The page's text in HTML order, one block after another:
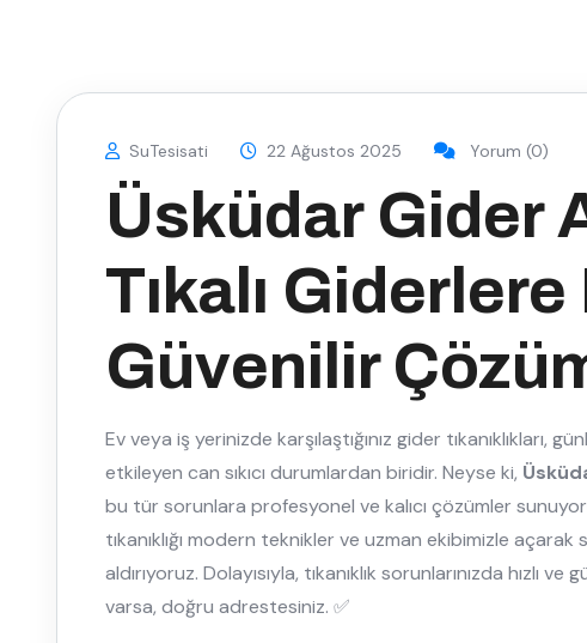
SuTesisati 22 Ağustos 2025 Yorum (0)
Üsküdar Gider
Tıkalı Giderlere
Güvenilir
Ev veya iş yerinizde karşılaştığınız gider tıkanıklıkları,
etkileyen can sıkıcı durumlardan biridir. Neyse ki,
bu tür sorunlara profesyonel ve kalıcı çözümler
tıkanıklığı modern teknikler ve uzman ekibimizle
aldırıyoruz. Dolayısıyla, tıkanıklık sorunlarınızda hızlı
varsa, doğru adrestesiniz. ✅